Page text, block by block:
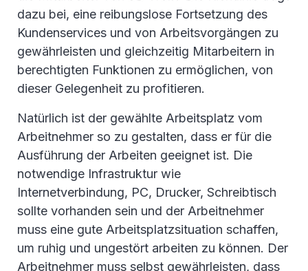
dazu bei, eine reibungslose Fortsetzung des
Kundenservices und von Arbeitsvorgängen zu
gewährleisten und gleichzeitig Mitarbeitern in
berechtigten Funktionen zu ermöglichen, von
dieser Gelegenheit zu profitieren.
Natürlich ist der gewählte Arbeitsplatz vom
Arbeitnehmer so zu gestalten, dass er für die
Ausführung der Arbeiten geeignet ist. Die
notwendige Infrastruktur wie
Internetverbindung, PC, Drucker, Schreibtisch
sollte vorhanden sein und der Arbeitnehmer
muss eine gute Arbeitsplatzsituation schaffen,
um ruhig und ungestört arbeiten zu können. Der
Arbeitnehmer muss selbst gewährleisten, dass